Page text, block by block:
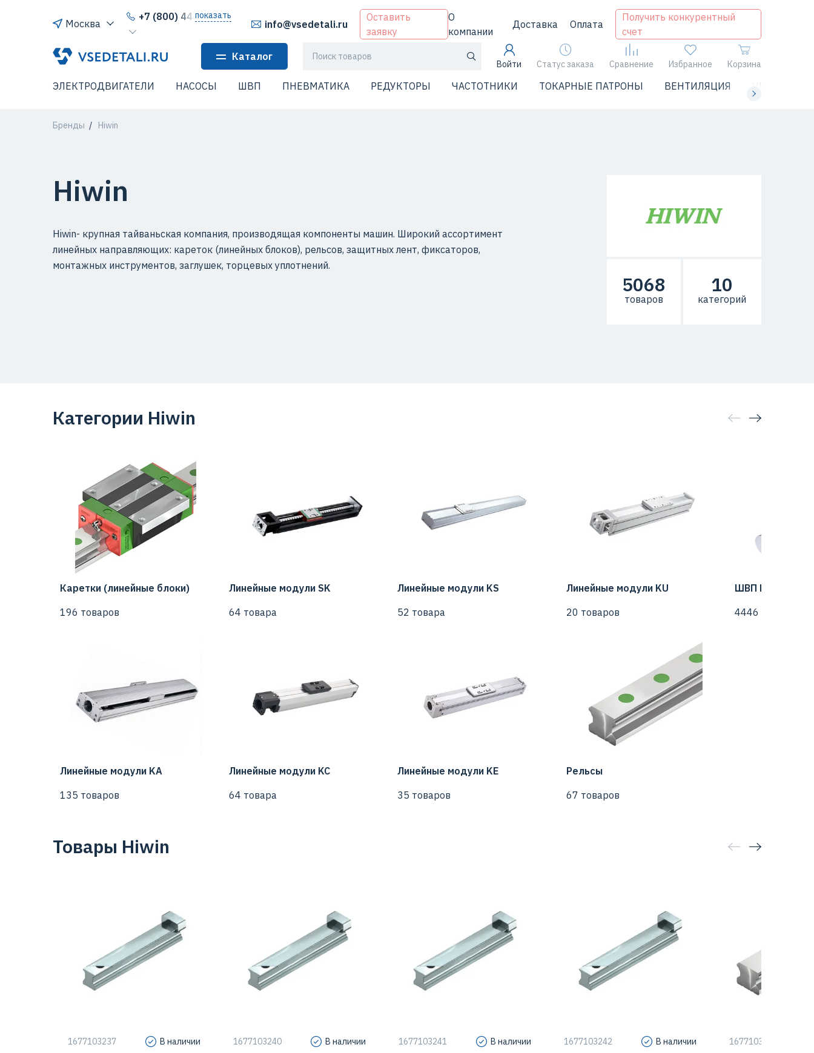
Москва
+7 (800) 444-64-80
показать
info@vsedetali.ru
Оставить
заявку
О
компании
Доставка Оплата
Получить конкурентный
счет
Каталог
Войти Статус заказа Сравнение Избранное Корзина
ЭЛЕКТРОДВИГАТЕЛИ НАСОСЫ ШВП ПНЕВМАТИКА РЕДУКТОРЫ ЧАСТОТНИКИ ТОКАРНЫЕ ПАТРОНЫ ВЕНТИЛЯЦИЯ ЧИЛЛЕРЫ
Бренды Hiwin
Hiwin
Hiwin- крупная тайваньская компания, производящая компоненты машин. Широкий ассортимент
линейных направляющих: кареток (линейных блоков), рельсов, защитных лент, фиксаторов,
монтажных инструментов, заглушек, торцевых уплотнений.
5068
товаров
10
категорий
Категории Hiwin
ШВП Hiwin
4446 товаров
Каретки (линейные блоки)
196 товаров
Линейные модули KA
135 товаров
Линейные модули SK
64 товара
Линейные модули KC
64 товара
Линейные модули KS
52 товара
Линейные модули KЕ
35 товаров
Линейные модули KU
20 товаров
Рельсы
67 товаров
Товары Hiwin
1677103237 В наличии
Тип крепления рельса R, сверху
Типоразмер
Класс точности
1677103240 В наличии
Тип крепления рельса R, сверху
Типоразмер
Класс точности
1677103241 В наличии
Тип крепления рельса R, сверху
Типоразмер
Класс точности
1677103242 В наличии
Типоразмер
Класс точности
1677103243